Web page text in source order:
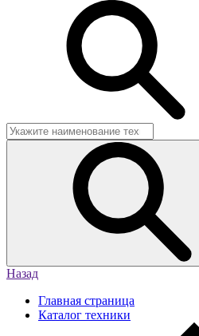
Назад
Главная страница
Каталог техники